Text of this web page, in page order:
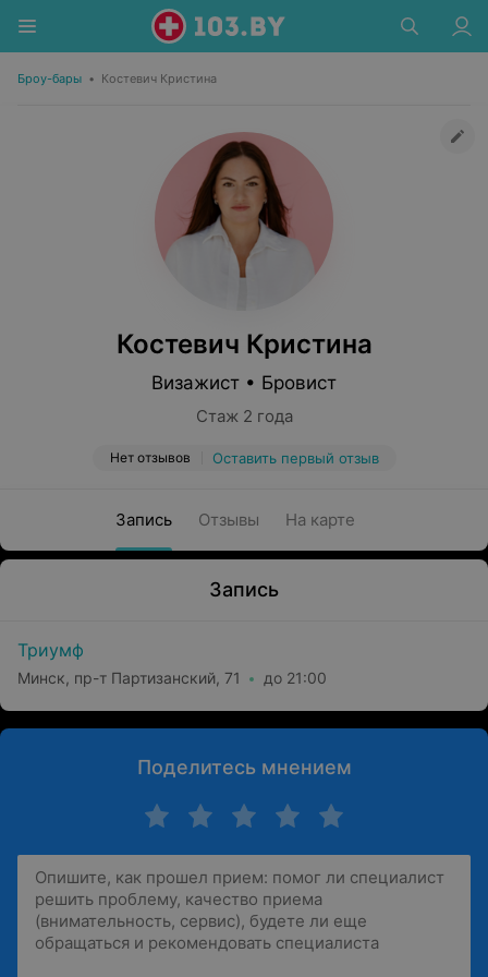
Броу-бары • Костевич Кристина
Костевич Кристина
Визажист • Бровист
Стаж 2 года
Нет отзывов Оставить первый отзыв
Запись Отзывы На карте
Запись
Триумф
Минск, пр-т Партизанский, 71 до 21:00
Поделитесь мнением